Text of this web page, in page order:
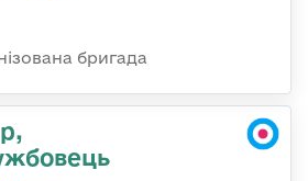
бригада